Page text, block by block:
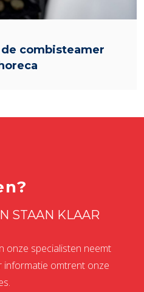
combisteamer
STAAN KLAAR
onze specialisten neemt
informatie omtrent onze